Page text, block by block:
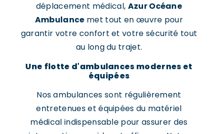
déplacement médical, Azur Océane
Ambulance met tout en œuvre pour
garantir votre confort et votre sécurité tout
au long du trajet.
Une flotte d'ambulances modernes et
équipées
Nos ambulances sont régulièrement
entretenues et équipées du matériel
médical indispensable pour assurer des